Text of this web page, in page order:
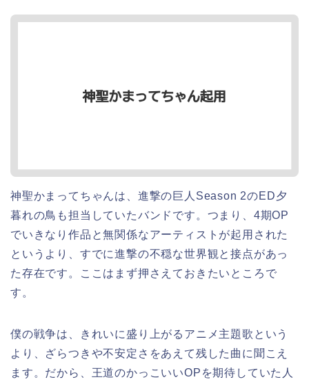
神聖かまってちゃんは、進撃の巨人Season 2のED夕
暮れの鳥も担当していたバンドです。つまり、4期OP
でいきなり作品と無関係なアーティストが起用された
というより、すでに進撃の不穏な世界観と接点があっ
た存在です。ここはまず押さえておきたいところで
す。
僕の戦争は、きれいに盛り上がるアニメ主題歌という
より、ざらつきや不安定さをあえて残した曲に聞こえ
ます。だから、王道のかっこいいOPを期待していた人